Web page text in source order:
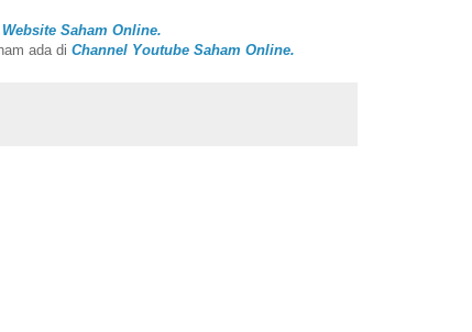
Website Saham Online.
ada di Channel Youtube Saham Online.